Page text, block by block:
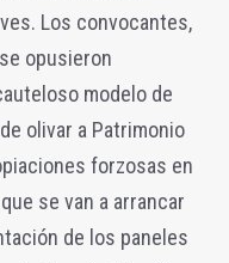
Los convocantes,
opusieron
modelo de
olivar a Patrimonio
forzosas en
se van a arrancar
de los paneles